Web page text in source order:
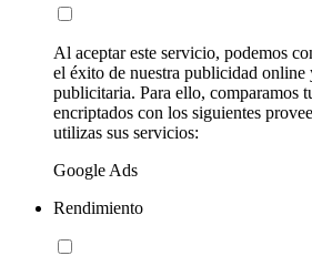
Al aceptar este servicio, podemos
el éxito de nuestra publicidad online
publicitaria. Para ello, comparamos
encriptados con los siguientes
utilizas sus servicios:
Google Ads
Rendimiento